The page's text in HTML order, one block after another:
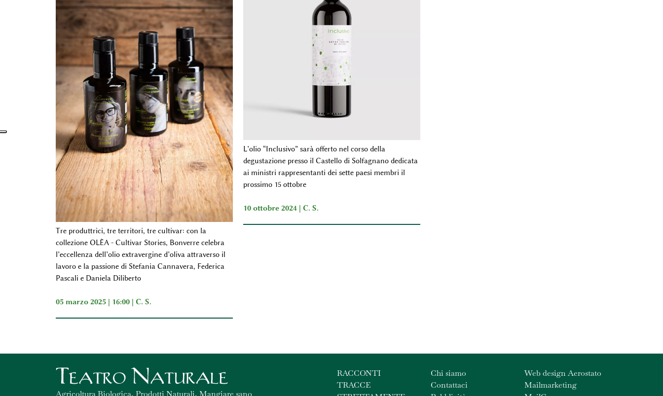
Tre produttrici, tre territori, tre cultivar: con la
collezione OLÈA - Cultivar Stories, Bonverre celebra
l’eccellenza dell’olio extravergine d’oliva attraverso il
lavoro e la passione di Stefania Cannavera, Federica
Pascali e Daniela Diliberto
05 marzo 2025 | 16:00 | C. S.
L’olio “Inclusivo” sarà offerto nel corso della
degustazione presso il Castello di Solfagnano dedicata
ai ministri rappresentanti dei sette paesi membri il
prossimo 15 ottobre
10 ottobre 2024 | C. S.
Agricoltura Biologica, Prodotti Naturali, Mangiare sano
RACCONTI
TRACCE
Chi siamo
Contattaci
Web design Aerostato
Mailmarketing